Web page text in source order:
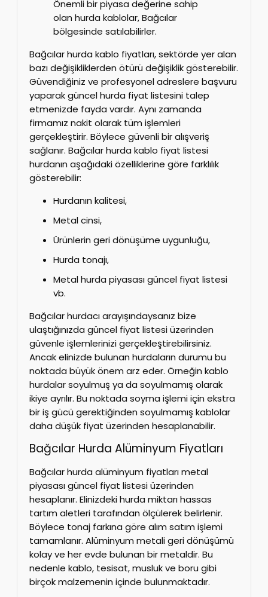
Önemli bir piyasa değerine sahip
olan hurda kablolar, Bağcılar
bölgesinde satılabilirler.
Bağcılar hurda kablo fiyatları, sektörde yer alan
bazı değişikliklerden ötürü değişiklik gösterebilir.
Güvendiğiniz ve profesyonel adreslere başvuru
yaparak güncel hurda fiyat listesini talep
etmenizde fayda vardır. Aynı zamanda
firmamız nakit olarak tüm işlemleri
gerçekleştirir. Böylece güvenli bir alışveriş
sağlanır. Bağcılar hurda kablo fiyat listesi
hurdanın aşağıdaki özelliklerine göre farklılık
gösterebilir:
Hurdanın kalitesi,
Metal cinsi,
Ürünlerin geri dönüşüme uygunluğu,
Hurda tonajı,
Metal hurda piyasası güncel fiyat listesi
vb.
Bağcılar hurdacı arayışındaysanız bize
ulaştığınızda güncel fiyat listesi üzerinden
güvenle işlemlerinizi gerçekleştirebilirsiniz.
Ancak elinizde bulunan hurdaların durumu bu
noktada büyük önem arz eder. Örneğin kablo
hurdalar soyulmuş ya da soyulmamış olarak
ikiye ayrılır. Bu noktada soyma işlemi için ekstra
bir iş gücü gerektiğinden soyulmamış kablolar
daha düşük fiyat üzerinden hesaplanabilir.
Bağcılar Hurda Alüminyum Fiyatları
Bağcılar hurda alüminyum fiyatları metal
piyasası güncel fiyat listesi üzerinden
hesaplanır. Elinizdeki hurda miktarı hassas
tartım aletleri tarafından ölçülerek belirlenir.
Böylece tonaj farkına göre alım satım işlemi
tamamlanır. Alüminyum metali geri dönüşümü
kolay ve her evde bulunan bir metaldir. Bu
nedenle kablo, tesisat, musluk ve boru gibi
birçok malzemenin içinde bulunmaktadır.